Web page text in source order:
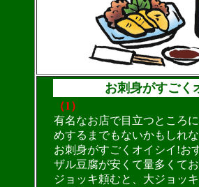
お刺身がすごく
（1）
有名なお店で目立つところ
めするまでもないかもしれ
お刺身がすごくオイシイ!お
ザル豆腐が安くて量多くて
ジョッキ頼むと、大ジョッ